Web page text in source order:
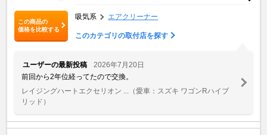
この商品の
価格を比較する
吸気系 エアクリーナー
このカテゴリの取付店を探す
ユーザーの最新投稿
2026年7月20日
前回から2年位経ってたので交換。
レイジングハートエクセリオン ...
（愛車：スズキ ワゴンRハイブ
リッド）